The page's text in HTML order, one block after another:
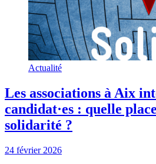
Actualité
Les associations à Aix
candidat·es : quelle
solidarité ?
24 février 2026